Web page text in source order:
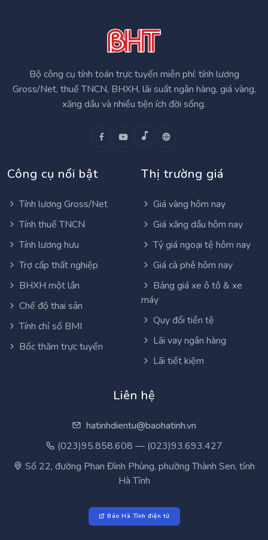
Bộ công cụ tính toán trực tuyến miễn phí: tính lương
Gross/Net, thuế TNCN, BHXH, lãi suất ngân hàng, giá vàng,
xăng dầu và nhiều tiện ích đời sống.
Công cụ nổi bật
Tính lương Gross/Net
Tính thuế TNCN
Tính lương hưu
Trợ cấp thất nghiệp
BHXH một lần
Chế độ thai sản
Tính chỉ số BMI
Bốc thăm trực tuyến
Thị trường giá
Giá vàng hôm nay
Giá xăng dầu hôm nay
Tỷ giá ngoại tệ hôm nay
Giá cà phê hôm nay
Bảng giá xe ô tô & xe
máy
Quy đổi tiền tệ
Lãi vay ngân hàng
Lãi tiết kiệm
Liên hệ
hatinhdientu@baohatinh.vn
(023)95.858.608 — (023)93.693.427
Số 22, đường Phan Đình Phùng, phường Thành Sen, tỉnh
Hà Tĩnh
Báo Hà Tĩnh điện tử